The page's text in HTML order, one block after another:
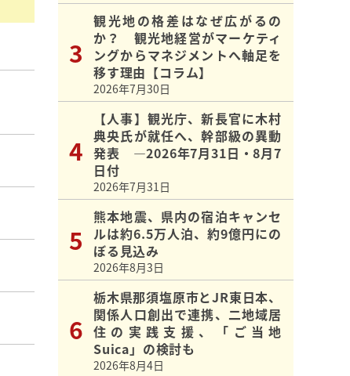
観光地の格差はなぜ広がるの
か？ 観光地経営がマーケティ
ングからマネジメントへ軸足を
移す理由【コラム】
2026年7月30日
【人事】観光庁、新長官に木村
典央氏が就任へ、幹部級の異動
発表 ―2026年7月31日・8月7
日付
2026年7月31日
熊本地震、県内の宿泊キャンセ
ルは約6.5万人泊、約9億円にの
ぼる見込み
2026年8月3日
栃木県那須塩原市とJR東日本、
関係人口創出で連携、二地域居
住の実践支援、「ご当地
Suica」の検討も
2026年8月4日